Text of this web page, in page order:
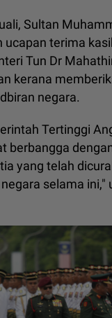
Sultan
ucapan terima
Tun Dr
kerana
negara.
Tertinggi
berbangga
yang telah
selama ini,"